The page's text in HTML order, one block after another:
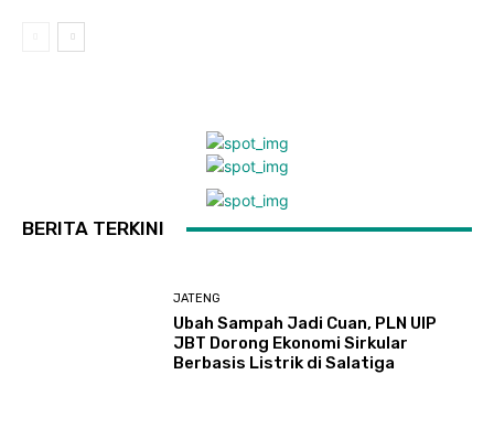
BERITA TERKINI
JATENG
Ubah Sampah Jadi Cuan, PLN UIP
JBT Dorong Ekonomi Sirkular
Berbasis Listrik di Salatiga